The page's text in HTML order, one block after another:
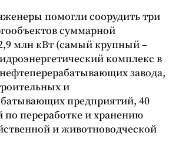
помогли соорудить три
суммарной
млн кВт (самый крупный –
комплекс в
завода,
и
предприятий, 40
по переработке и хранению
и животноводческой